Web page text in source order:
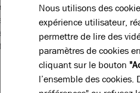
HT, à la
payables à la
Nous utilisons des
expérience utilisateur,
permettre de lire des
paramètres de cookies
cliquant sur le bouton
l’ensemble des cookies.